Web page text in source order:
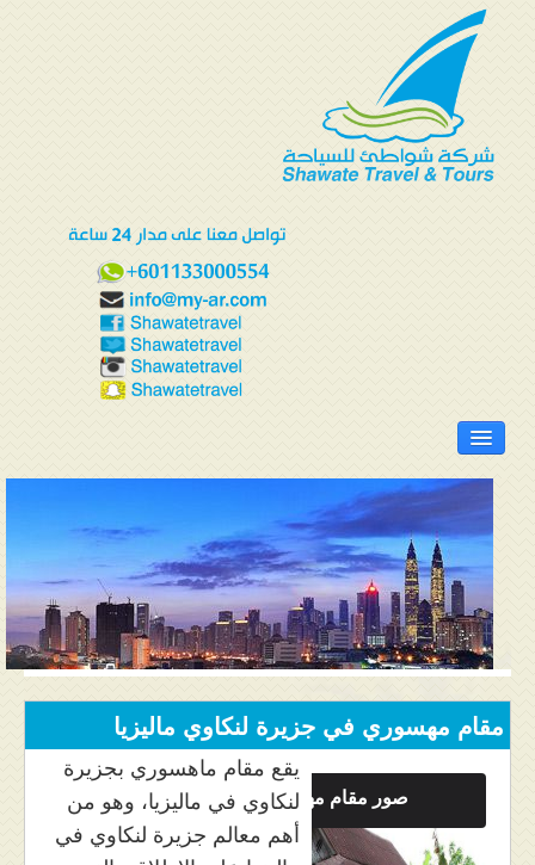
الرئيسية
المنتدى
دليل ماليزيا
فنادق ماليزيا
الاماكن السياحية ماليزيا
مواصلات ماليزيا
مقام مهسوري في جزيرة لنكاوي ماليزيا
يقع مقام ماهسوري بجزيرة
لنكاوي في ماليزيا، وهو من
أهم معالم جزيرة لنكاوي في
صور مقام مهسوري